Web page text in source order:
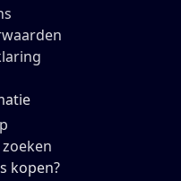
kopen?